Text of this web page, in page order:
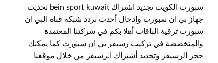
سبورت الكويت تجديد اشتراك bein sport kuwait تحديث
جهاز بي ان سبورت وإدخال أحدث تردد شبكة قناة البي ان
سبورت ترقية الباقات أهلا بكم في شركتنا المعتمدة
والمتخصصة في تركيب رسيفر بي ان سبورت كما يمكنك
حجز الرسيفر وتجديد أشتراك الرسيفر من خلال موقعنا